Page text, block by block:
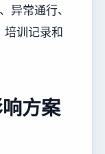
异常通行、
培训记录和
方案